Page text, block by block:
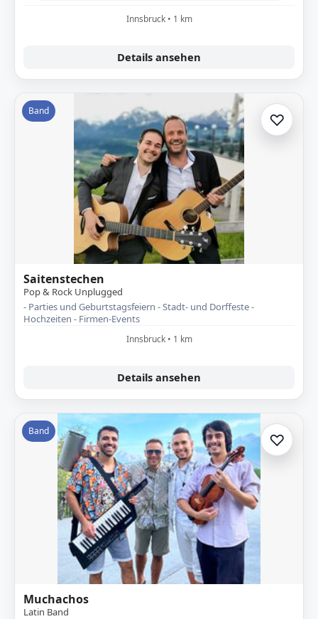
Innsbruck • 1 km
Details ansehen
Band ♡Zur
Saitenstechen
Pop & Rock Unplugged
- Parties und Geburtstagsfeiern - Stadt- und Dorffeste -
Hochzeiten - Firmen-Events
Innsbruck • 1 km
Details ansehen
Band ♡Zur
Muchachos
Latin Band